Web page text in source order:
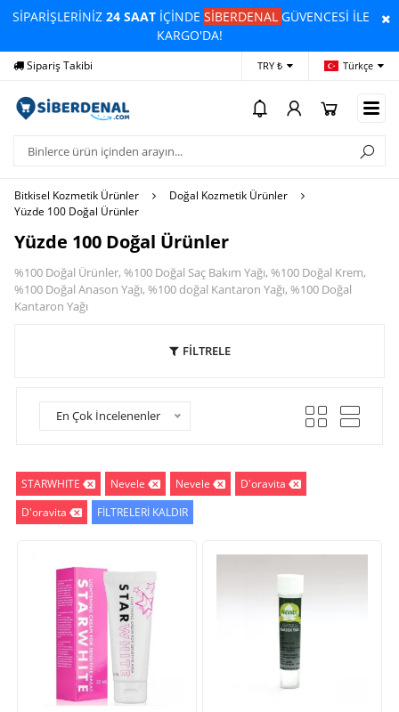
SİPARİŞLERİNİZ24 SAAT İÇİNDESİBERDENALGÜVENCESİ İLE
KARGO'DA!
Sipariş Takibi TRY ₺ Türkçe
Bitkisel Kozmetik Ürünler
Doğal Kozmetik Ürünler
Yüzde 100 Doğal Ürünler
Yüzde 100 Doğal Ürünler
%100 Doğal Ürünler, %100 Doğal Saç Bakım Yağı, %100 Doğal Krem,
%100 Doğal Anason Yağı, %100 doğal Kantaron Yağı, %100 Doğal
Kantaron Yağı
FİLTRELE
En Çok İncelenenler
STARWHITE Nevele Nevele
D'oravita
D'oravita
FİLTRELERİ KALDIR